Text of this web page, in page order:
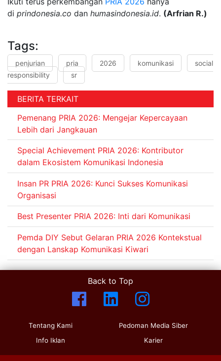
di prindonesia.co dan humasindonesia.id. (Arfrian R.)
Tags:
penjurian pria 2026 komunikasi
social
responsibility
sr
BERITA TERKAIT
Pemenang PRIA 2026: Mengejar Kepercayaan
Lebih dari Jangkauan
Special Achievement PRIA 2026: Kontributor
dalam Ekosistem Komunikasi Indonesia
Insan PR PRIA 2026: Kunci Sukses Komunikasi
Organisasi
Best Presenter PRIA 2026: Inti dari Komunikasi
Pemda DIY Sebut Gelaran PRIA 2026 Kontekstual
dengan Lanskap Komunikasi Kiwari
Back to Top
Tentang Kami
Info Iklan
Pedoman Media Siber
Karier